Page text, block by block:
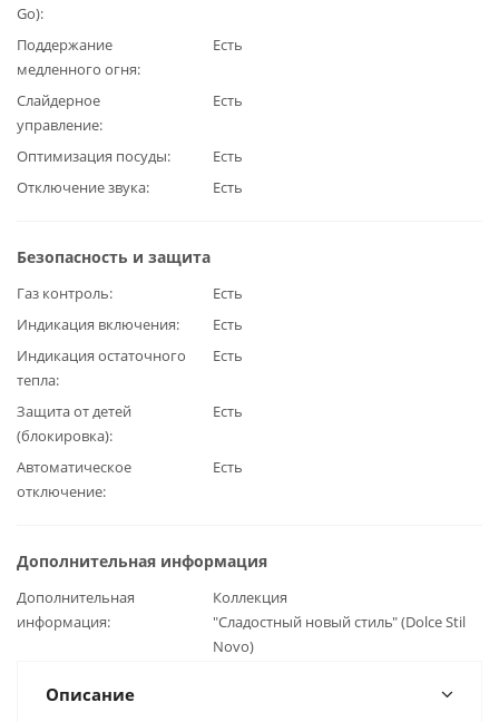
Go)
Поддержание
медленного огня
Есть
Слайдерное
управление
Есть
Оптимизация посуды
Есть
Отключение звука
Есть
Безопасность и защита
Газ контроль
Есть
Индикация включения
Есть
Индикация остаточного
тепла
Есть
Защита от детей
(блокировка)
Есть
Автоматическое
отключение
Есть
Дополнительная информация
Дополнительная
информация
Коллекция
"Сладостный новый стиль" (Dolce Stil
Novo)
Описание